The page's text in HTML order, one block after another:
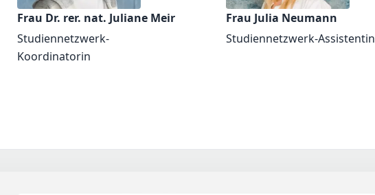
Frau Dr. rer. nat. Juliane Meir
Studiennetzwerk-
Koordinatorin
Frau Julia Neumann
Studiennetzwerk-Assistentin